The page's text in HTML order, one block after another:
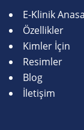
E-Klinik
Özellikler
Kimler İçin
Resimler
Blog
İletişim